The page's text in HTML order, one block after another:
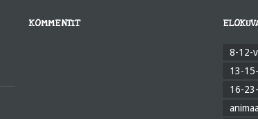
KOMMENTIT
8-12-
13-
16-